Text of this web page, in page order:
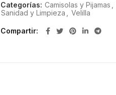
Categorías: Camisolas y Pijamas
Sanidad y Limpieza
Velilla
Compartir